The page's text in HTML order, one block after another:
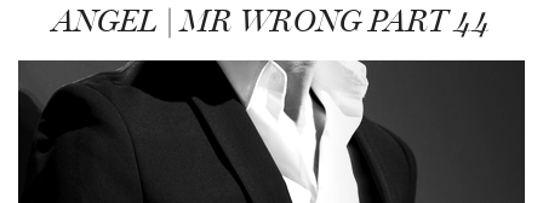
ANGEL | MR WRONG PART 44